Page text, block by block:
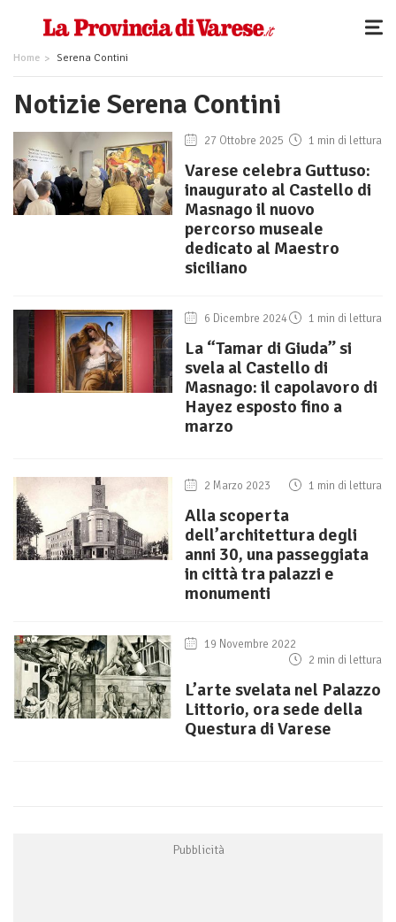
Home Serena Contini
Notizie Serena Contini
27 Ottobre 2025 1 min di lettura
Varese celebra Guttuso:
inaugurato al Castello di
Masnago il nuovo
percorso museale
dedicato al Maestro
siciliano
6 Dicembre 2024 1 min di lettura
La “Tamar di Giuda” si
svela al Castello di
Masnago: il capolavoro di
Hayez esposto fino a
marzo
2 Marzo 2023 1 min di lettura
Alla scoperta
dell’architettura degli
anni 30, una passeggiata
in città tra palazzi e
monumenti
19 Novembre 2022
2 min di lettura
L’arte svelata nel Palazzo
Littorio, ora sede della
Questura di Varese